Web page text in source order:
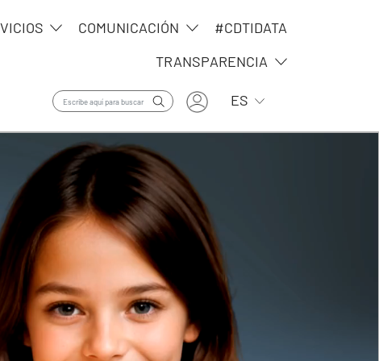
COMUNICACIÓN
#CDTIDATA
TRANSPARENCIA
User account menu
ES Lista adicional de